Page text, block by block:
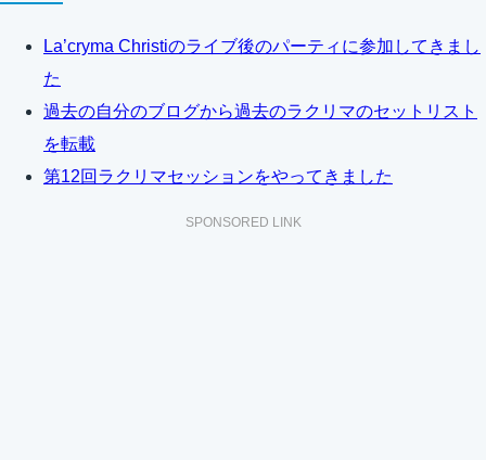
La’cryma Christiのライブ後のパーティに参加してきまし
た
過去の自分のブログから過去のラクリマのセットリスト
を転載
第12回ラクリマセッションをやってきました
SPONSORED LINK